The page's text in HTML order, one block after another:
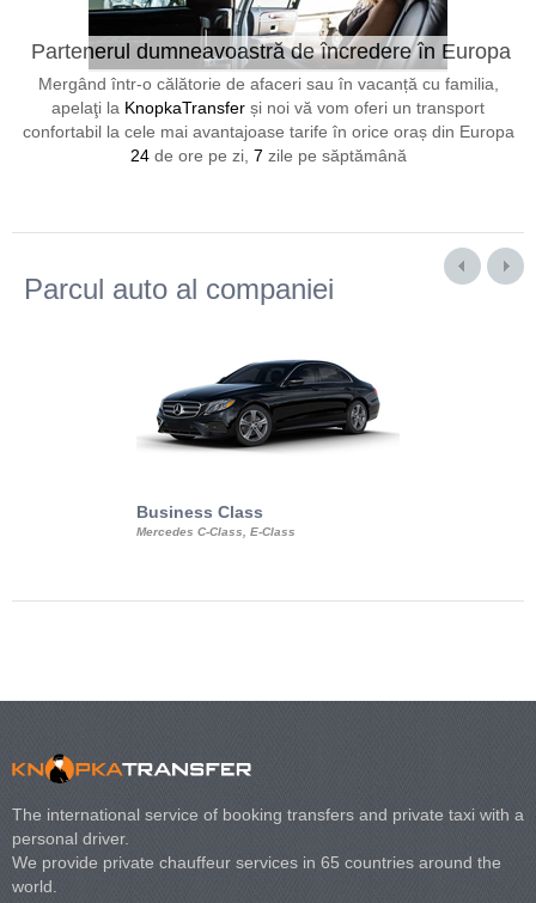
Partenerul dumneavoastră de încredere în Europa
24/7
Mergând într-o călătorie de afaceri sau în vacanță cu familia,
apelaţi la KnopkaTransfer și noi vă vom oferi un transport
confortabil la cele mai avantajoase tarife în orice oraș din Europa
24de ore pe zi, 7 zile pe săptămână
Parcul auto al companiei
Business Class
Mercedes C-Class, E-Class
The international service of booking transfers and private taxi with a
personal driver.
We provide private chauffeur services in 65 countries around the
world.